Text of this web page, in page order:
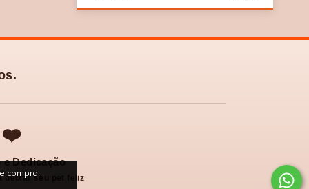
compra.
❤️
e Dedicação
deixar seu pet feliz